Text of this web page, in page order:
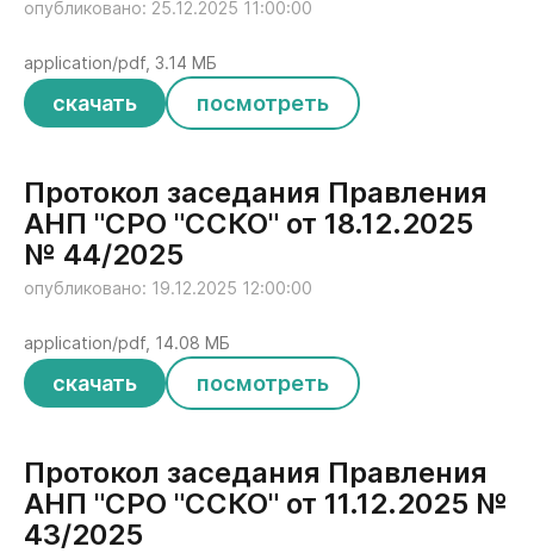
опубликовано: 25.12.2025 11:00:00
скачать посмотреть
application/pdf, 3.14 МБ
Протокол заседания Правления
АНП "СРО "ССКО" от 18.12.2025
№ 44/2025
опубликовано: 19.12.2025 12:00:00
скачать посмотреть
application/pdf, 14.08 МБ
Протокол заседания Правления
АНП "СРО "ССКО" от 11.12.2025 №
43/2025